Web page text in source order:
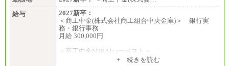
中途：
【阪急交通社】
◆正社員/総合職
月給250,000円～(※1)、247,000円～(※2)、242,000円
～(※3)、239,000円～(※4)、237,000円～（※5）
・月給は一律地域手当を含んだ金額を表示
（※1…36,000円、※2…33,000円、※3…28,000円、
※4…25,000円、※5…23,000円）
給与
2027新卒：
＜商工中金(株式会社商工組合中央金庫)＞ 銀行実
務・銀行事務
月給 300,000円
＜商工中金MIRAIハーベスト＞
+ 続きを読む